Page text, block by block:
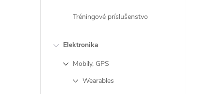
Tréningové príslušenstvo
Elektronika
Mobily, GPS
Wearables